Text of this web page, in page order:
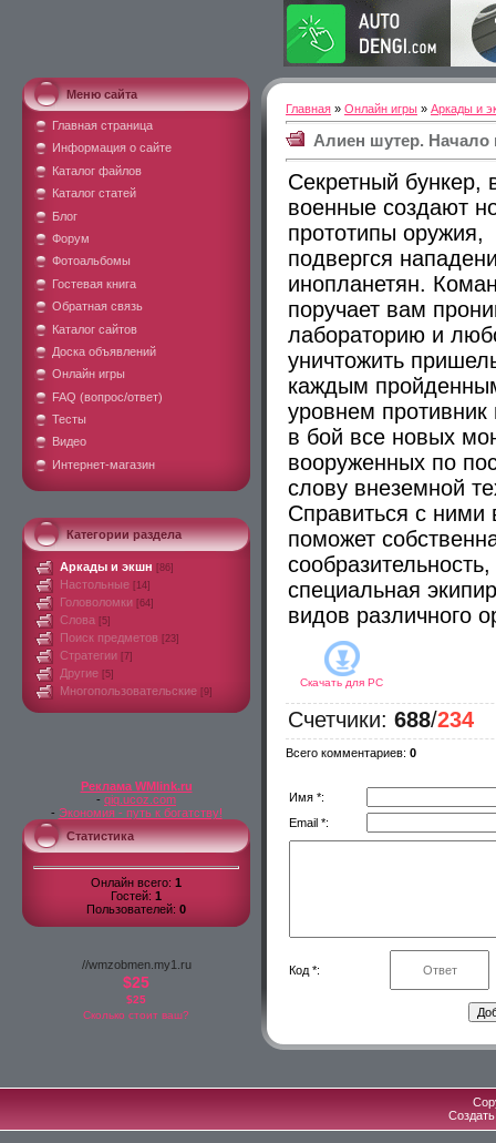
Меню сайта
Главная страница
Информация о сайте
Каталог файлов
Каталог статей
Блог
Форум
Фотоальбомы
Гостевая книга
Обратная связь
Каталог сайтов
Доска объявлений
Онлайн игры
FAQ (вопрос/ответ)
Тесты
Видео
Интернет-магазин
Категории раздела
Аркады и экшн [86]
Настольные [14]
Головоломки [64]
Слова [5]
Поиск предметов [23]
Стратегии [7]
Другие [5]
Многопользовательские [9]
Реклама WMlink.ru
- qiq.ucoz.com
- Экономия - путь к богатству!
Статистика
Онлайн всего: 1
Гостей: 1
Пользователей: 0
//wmzobmen.my1.ru
$25
$25
Сколько стоит ваш?
Главная » Онлайн игры » Аркады и
Алиен шутер. Начало
Секретный бункер,
военные создают
прототипы оружия,
подвергся
инопланетян.
поручает вам
лабораторию и
уничтожить
каждым
уровнем противник
в бой все новых
вооруженных по
слову внеземной
Справиться с ними
поможет
сообразительность,
специальная
видов различного
Скачать для PC
Счетчики: 688/234
Всего комментариев: 0
Имя *:
Email *:
Код *: